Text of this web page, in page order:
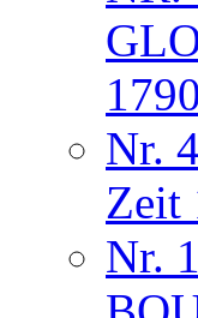
Nr.
Zeit
Nr.